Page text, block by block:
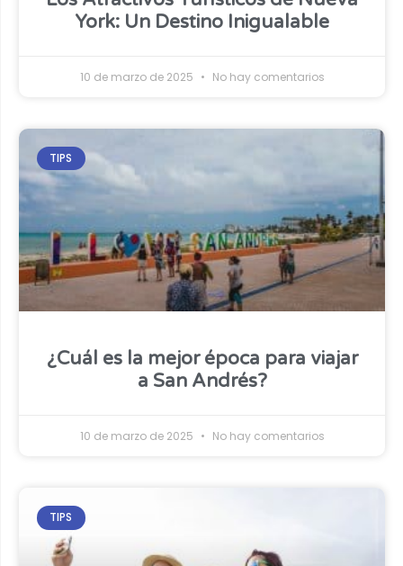
York: Un Destino Inigualable
10 de marzo de 2025 No hay comentarios
TIPS
¿Cuál es la mejor época para viajar
a San Andrés?
10 de marzo de 2025 No hay comentarios
TIPS